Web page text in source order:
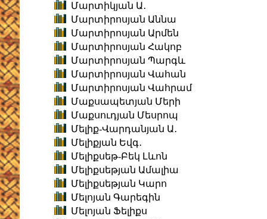
Մարտիկյան Ա․
Մարտիրոսյան Աննա
Մարտիրոսյան Արմեն
Մարտիրոսյան Հակոբ
Մարտիրոսյան Պարգև
Մարտիրոսյան Վահան
Մարտիրոսյան Վահրամ
Մաքսապետյան Մերի
Մաքսուդյան Մեսրոպ
Մելիք-Վարդանյան Ա․
Մելիքյան Եվգ․
Մելիքսեթ-Բեկ Լևոն
Մելիքսեթյան Ամալիա
Մելիքսեթյան Կարո
Մելոյան Գարեգին
Մելոյան Ֆելիքս